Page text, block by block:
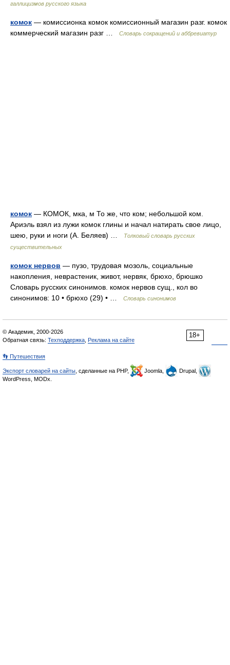
галлицизмов русского языка
комок — комиссионка комок комиссионный магазин разг. комок
коммерческий магазин разг …
Словарь сокращений и аббревиатур
комок — КОМОК, мка, м То же, что ком; небольшой ком.
Ариэль взял из лужи комок глины и начал натирать свое лицо,
шею, руки и ноги (А. Беляев) …
Толковый словарь русских
существительных
комок нервов — пузо, трудовая мозоль, социальные
накопления, неврастеник, живот, нервяк, брюхо, брюшко
Словарь русских синонимов. комок нервов сущ., кол во
синонимов: 10 • брюхо (29) • …
Словарь синонимов
18+
© Академик, 2000-2026
Обратная связь: Техподдержка Реклама на сайте
👣 Путешествия
Экспорт словарей на сайты , сделанные на PHP, Joomla,
Drupal,
WordPress, MODx.